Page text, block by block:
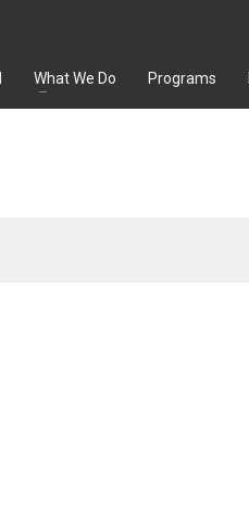
What We Do Programs